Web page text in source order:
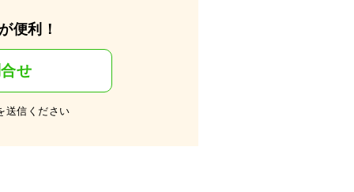
便利！
せ
送信ください